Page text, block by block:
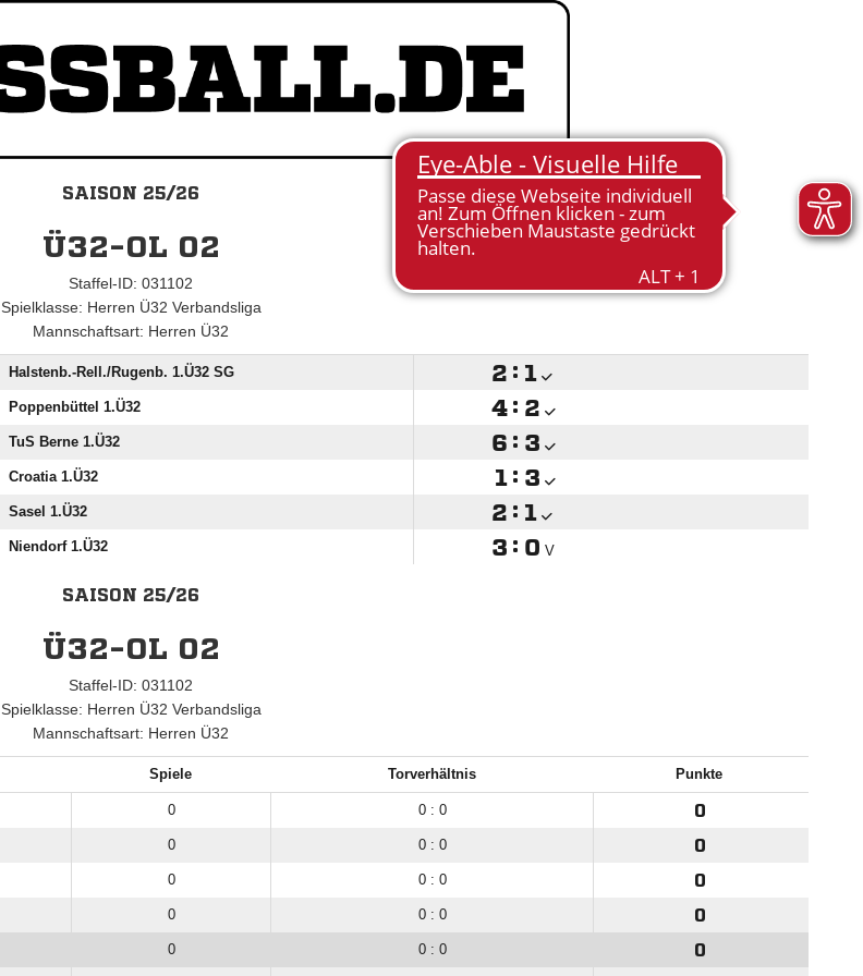
SAISON 25/26
Ü32-OL 02
Staffel-ID: 031102
Spielklasse: Herren Ü32 Verbandsliga
Mannschaftsart: Herren Ü32
Halstenb.-Rell./​Rugenb. 1.Ü32 SG  : 
Poppenbüttel 1.Ü32  : 
TuS Berne 1.Ü32  : 
Croatia 1.Ü32  : 
Sasel 1.Ü32  : 
Niendorf 1.Ü32  :  V
SAISON 25/26
Ü32-OL 02
Staffel-ID: 031102
Spielklasse: Herren Ü32 Verbandsliga
Mannschaftsart: Herren Ü32
Spiele Torverhältnis Punkte
0 0 : 0
0
0 0 : 0
0
0 0 : 0
0
0 0 : 0
0
0 0 : 0
0